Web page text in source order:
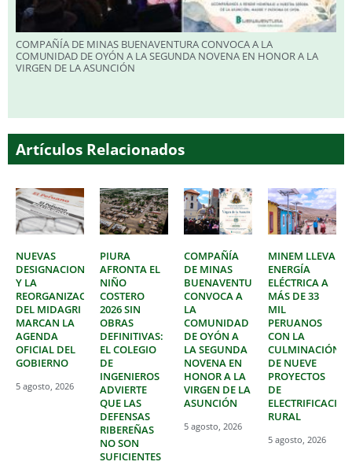
COMPAÑÍA DE MINAS BUENAVENTURA CONVOCA A LA
COMUNIDAD DE OYÓN A LA SEGUNDA NOVENA EN HONOR A LA
VIRGEN DE LA ASUNCIÓN
Artículos Relacionados
NUEVAS
DESIGNACIONES
Y LA
REORGANIZACIÓN
DEL MIDAGRI
MARCAN LA
AGENDA
OFICIAL DEL
GOBIERNO
5 agosto, 2026
PIURA
AFRONTA EL
NIÑO
COSTERO
2026 SIN
OBRAS
DEFINITIVAS:
EL COLEGIO
DE
INGENIEROS
ADVIERTE
QUE LAS
DEFENSAS
RIBEREÑAS
NO SON
SUFICIENTES
COMPAÑÍA
DE MINAS
BUENAVENTURA
CONVOCA A
LA
COMUNIDAD
DE OYÓN A
LA SEGUNDA
NOVENA EN
HONOR A LA
VIRGEN DE LA
ASUNCIÓN
5 agosto, 2026
MINEM LLEVA
ENERGÍA
ELÉCTRICA A
MÁS DE 33
MIL
PERUANOS
CON LA
CULMINACIÓN
DE NUEVE
PROYECTOS
DE
ELECTRIFICACIÓN
RURAL
5 agosto, 2026